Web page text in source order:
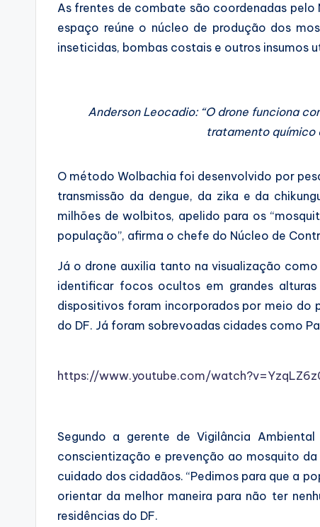
As frentes de combate são coordenadas
espaço reúne o núcleo de produção dos
inseticidas, bombas costais e outros insumos
Anderson Leocadio: “O drone funciona
tratamento químico
O método Wolbachia foi desenvolvido por
transmissão da dengue, da zika e da
milhões de wolbitos, apelido para os
população”, afirma o chefe do Núcleo de
Já o drone auxilia tanto na visualização
identificar focos ocultos em grandes
dispositivos foram incorporados por meio do
do DF. Já foram sobrevoadas cidades como
https://www.youtube.com/
Segundo a gerente de Vigilância
conscientização e prevenção ao mosquito
cuidado dos cidadãos. “Pedimos para que a
orientar da melhor maneira para não ter
residências do DF.